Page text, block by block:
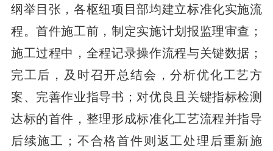
纲举目张，各枢纽项目部均建立标准化实施流
程。首件施工前，制定实施计划报监理审查；
施工过程中，全程记录操作流程与关键数据；
完工后，及时召开总结会，分析优化工艺方
案、完善作业指导书；对优良且关键指标检测
达标的首件，整理形成标准化工艺流程并指导
后续施工；不合格首件则返工处理后重新施